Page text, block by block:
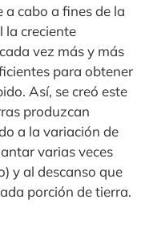
cabo a fines de la
la creciente
vez más y más
para obtener
Así, se creó este
produzcan
a la variación de
varias veces
y al descanso que
porción de tierra.